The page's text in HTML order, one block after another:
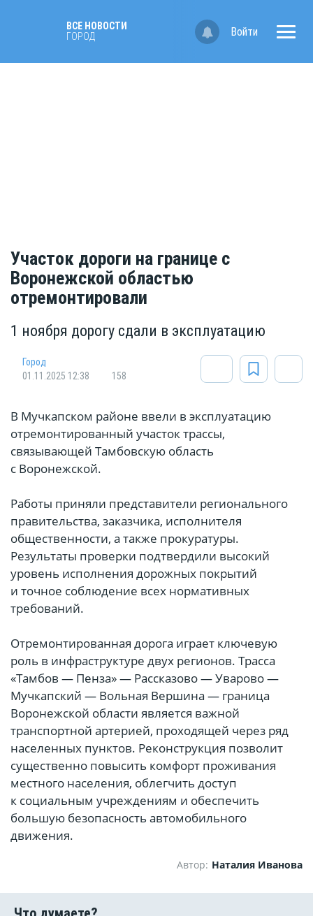
ВСЕ НОВОСТИ
ГОРОД
Войти
Участок дороги на границе с
Воронежской областью
отремонтировали
1 ноября дорогу сдали в эксплуатацию
Город
01.11.2025 12:38
158
В Мучкапском районе ввели в эксплуатацию
отремонтированный участок трассы,
связывающей Тамбовскую область
с Воронежской.
Работы приняли представители регионального
правительства, заказчика, исполнителя
общественности, а также прокуратуры.
Результаты проверки подтвердили высокий
уровень исполнения дорожных покрытий
и точное соблюдение всех нормативных
требований.
Отремонтированная дорога играет ключевую
роль в инфраструктуре двух регионов. Трасса
«Тамбов — Пенза» — Рассказово — Уварово —
Мучкапский — Вольная Вершина — граница
Воронежской области является важной
транспортной артерией, проходящей через ряд
населенных пунктов. Реконструкция позволит
существенно повысить комфорт проживания
местного населения, облегчить доступ
к социальным учреждениям и обеспечить
большую безопасность автомобильного
движения.
Автор: Наталия Иванова